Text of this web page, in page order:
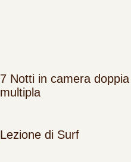
7 Notti in camera
multipla
Lezione di Surf